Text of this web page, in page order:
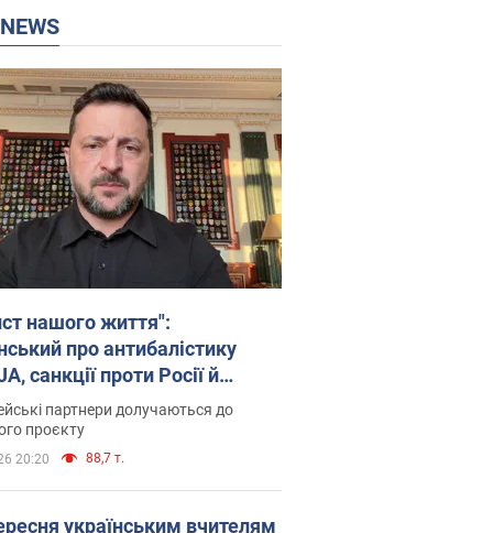
NEWS
нашого життя":
про антибалістику
санкції проти Росії й
аграріїв. Відео
партнери долучаються до
проєкту
20:20 88,7 т.
українським вчителям